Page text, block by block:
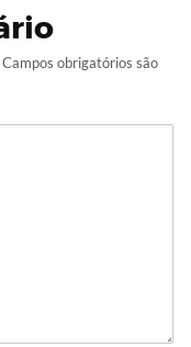
Campos obrigatórios são